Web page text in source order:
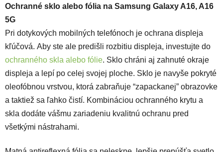
Ochranné sklo alebo fólia na Samsung Galaxy A16, A16
5G
Pri dotykových mobilných telefónoch je ochrana displeja
kľúčová. Aby ste ale predišli rozbitiu displeja, investujte do
ochranného skla alebo fólie. Sklo chráni aj zahnuté okraje
displeja a lepí po celej svojej ploche. Sklo je navyše pokryté
oleofóbnou vrstvou, ktorá zabraňuje “zapackanej” obrazovke
a taktiež sa ľahko čistí. Kombináciou ochranného krytu a
skla dodáte vášmu zariadeniu kvalitnú ochranu pred
všetkými nástrahami.